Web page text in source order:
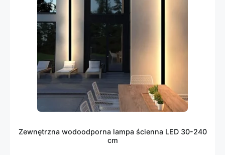
Zewnętrzna wodoodporna lampa ścienna LED 30-240
cm